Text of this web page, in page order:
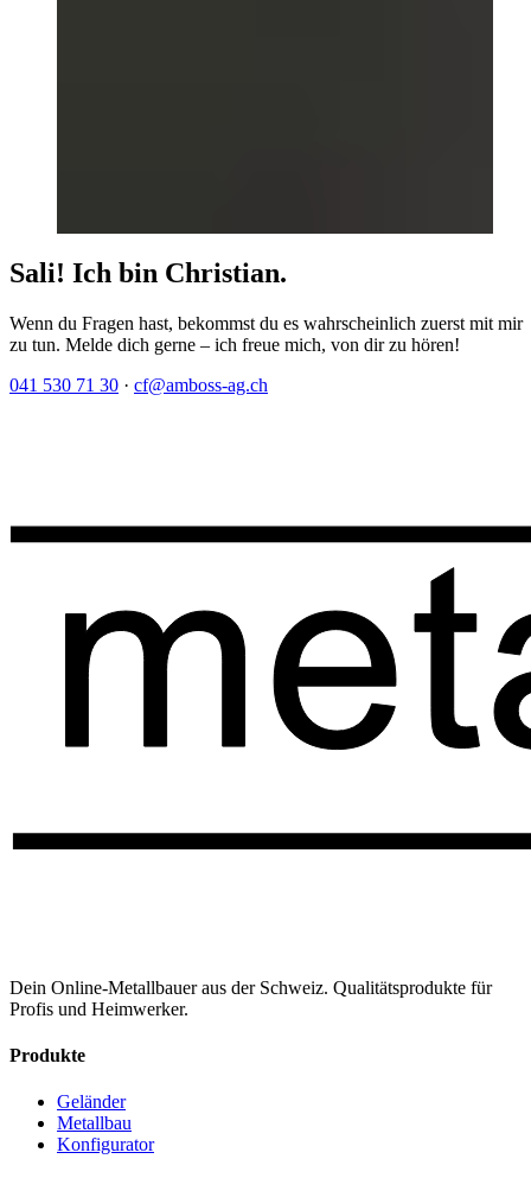
Sali! Ich bin Christian.
Wenn du Fragen hast, bekommst du es wahrscheinlich zuerst mit mir
zu tun. Melde dich gerne – ich freue mich, von dir zu hören!
041 530 71 30 · cf@amboss-ag.ch
Dein Online-Metallbauer aus der Schweiz. Qualitätsprodukte für
Profis und Heimwerker.
Produkte
Geländer
Metallbau
Konfigurator